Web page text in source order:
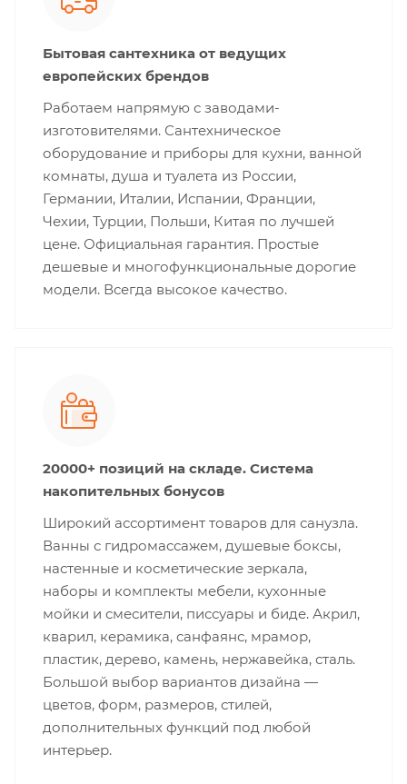
Бытовая сантехника от ведущих
европейских брендов
Работаем напрямую с заводами-
изготовителями. Сантехническое
оборудование и приборы для кухни, ванной
комнаты, душа и туалета из России,
Германии, Италии, Испании, Франции,
Чехии, Турции, Польши, Китая по лучшей
цене. Официальная гарантия. Простые
дешевые и многофункциональные дорогие
модели. Всегда высокое качество.
20000+ позиций на складе. Система
накопительных бонусов
Широкий ассортимент товаров для санузла.
Ванны с гидромассажем, душевые боксы,
настенные и косметические зеркала,
наборы и комплекты мебели, кухонные
мойки и смесители, писсуары и биде. Акрил,
кварил, керамика, санфаянс, мрамор,
пластик, дерево, камень, нержавейка, сталь.
Большой выбор вариантов дизайна —
цветов, форм, размеров, стилей,
дополнительных функций под любой
интерьер.